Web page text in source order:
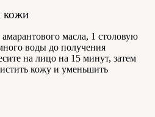
кожи
масла, 1 столовую
воды до получения
на лицо на 15 минут, затем
кожу и уменьшить